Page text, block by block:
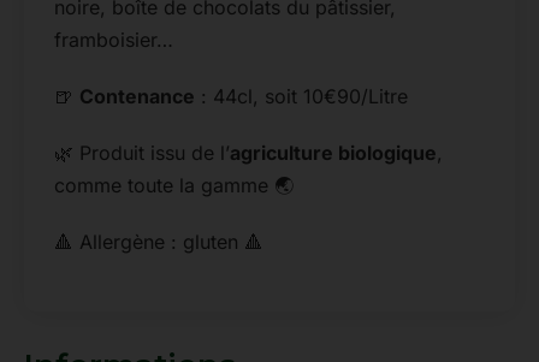
noire, boîte de chocolats du pâtissier,
framboisier…
🍺 Contenance : 44cl, soit 10€90/Litre
🌿 Produit issu de l’agriculture biologique,
comme toute la gamme 🌏
🔺 Allergène : gluten 🔺